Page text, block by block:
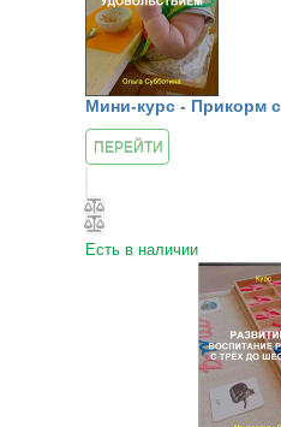
Мини-курс - Прикорм
ПЕРЕЙТИ
Есть в наличии